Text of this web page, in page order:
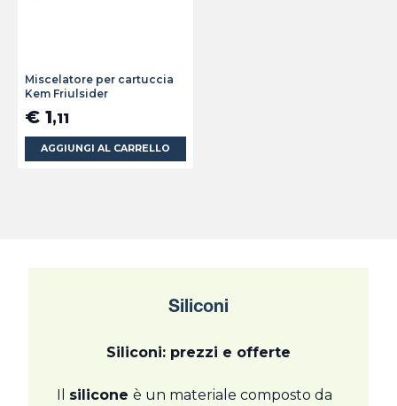
Miscelatore per cartuccia
Kem Friulsider
€ 1,11
AGGIUNGI AL CARRELLO
Siliconi
Siliconi: prezzi e offerte
Il silicone è un materiale composto da